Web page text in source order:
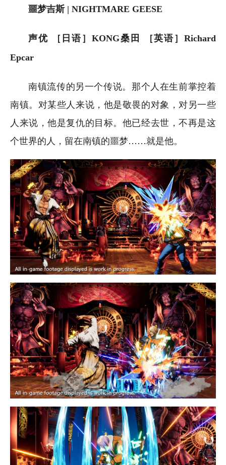
噩梦吉斯 | NIGHTMARE GEESE
声优 ［日语］KONG桑田 ［英语］Richard
Epcar
南镇流传的另一个传说。那个人在生前掌控着
南镇。对某些人来说，他是敬畏的对象，对另一些
人来说，他是复仇的目标。他已经去世，不再是这
个世界的人，留在南镇的噩梦……就是他。